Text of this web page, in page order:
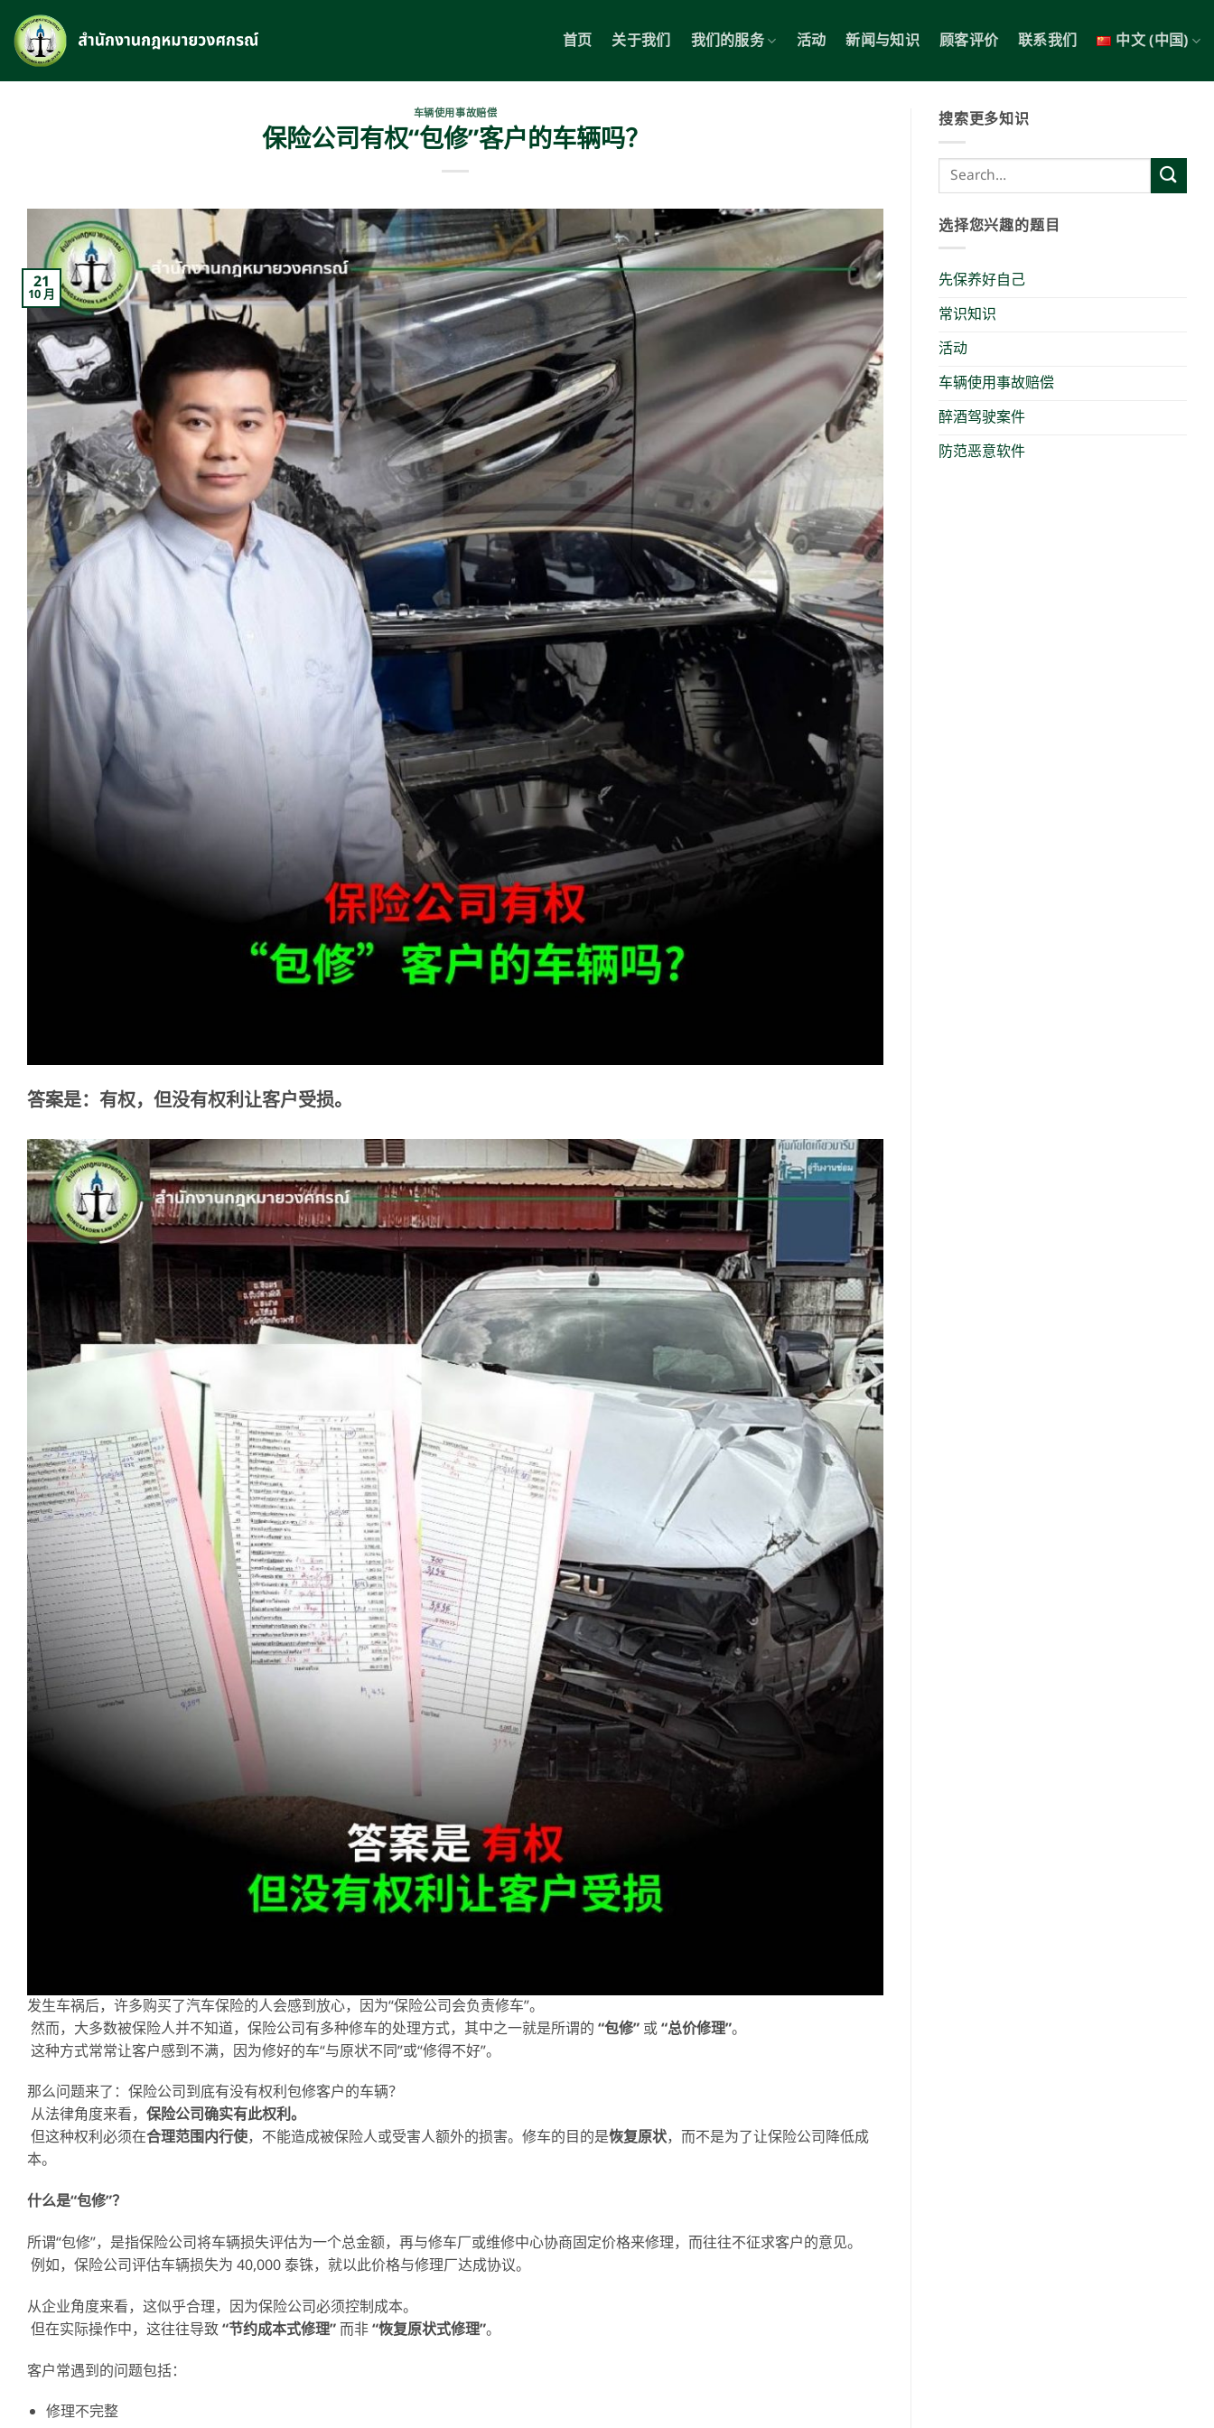
容
首页 关于我们 我们的服务 活动 新闻与知识 顾客评价 联系我们 中文 (中国)
车辆使用事故赔偿
保险公司有权“包修”客户的车辆吗？
21
10 月
答案是：有权，但没有权利让客户受损。
发生车祸后，许多购买了汽车保险的人会感到放心，因为“保险公司会负责修车”。
然而，大多数被保险人并不知道，保险公司有多种修车的处理方式，其中之一就是所谓的 “包修” 或“总价修理”。
这种方式常常让客户感到不满，因为修好的车“与原状不同”或“修得不好”。
那么问题来了：保险公司到底有没有权利包修客户的车辆？
从法律角度来看， 保险公司确实有此权利。
但这种权利必须在合理范围内行使，不能造成被保险人或受害人额外的损害。修车的目的是恢复原状，而不是为了让保险公司降低成
本。
什么是“包修”？
所谓“包修”，是指保险公司将车辆损失评估为一个总金额，再与修车厂或维修中心协商固定价格来修理，而往往不征求客户的意见。
例如，保险公司评估车辆损失为 40,000 泰铢，就以此价格与修理厂达成协议。
从企业角度来看，这似乎合理，因为保险公司必须控制成本。
但在实际操作中，这往往导致“节约成本式修理”而非“恢复原状式修理”。
客户常遇到的问题包括：
修理不完整
搜索更多知识
选择您兴趣的题目
先保养好自己
常识知识
活动
车辆使用事故赔偿
醉酒驾驶案件
防范恶意软件